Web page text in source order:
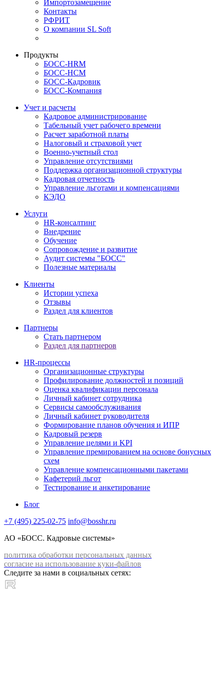
Импортозамещение
Контакты
РФРИТ
О компании SL Soft
Продукты
БОСС-HRM
БОСС-HCM
БОСС-Кадровик
БОСС-Компания
Учет и расчеты
Кадровое администрирование
Табельный учет рабочего времени
Расчет заработной платы
Налоговый и страховой учет
Военно-учетный стол
Управление отсутствиями
Поддержка организационной структуры
Кадровая отчетность
Управление льготами и компенсациями
КЭДО
Услуги
HR-консалтинг
Внедрение
Обучение
Сопровождение и развитие
Аудит системы "БОСС"
Полезные материалы
Клиенты
Истории успеха
Отзывы
Раздел для клиентов
Партнеры
Стать партнером
Раздел для партнеров
HR-процессы
Организационные структуры
Профилирование должностей и позиций
Оценка квалификации персонала
Личный кабинет сотрудника
Сервисы самообслуживания
Личный кабинет руководителя
Формирование планов обучения и ИПР
Кадровый резерв
Управление целями и KPI
Управление премированием на основе бонусных
схем
Управление компенсационными пакетами
Кафетерий льгот
Тестирование и анкетирование
Блог
+7 (495) 225-02-75 info@bosshr.ru
АО «БОСС. Кадровые системы»
политика обработки персональных данных
согласие на использование куки-файлов
Следите за нами в социальных сетях: